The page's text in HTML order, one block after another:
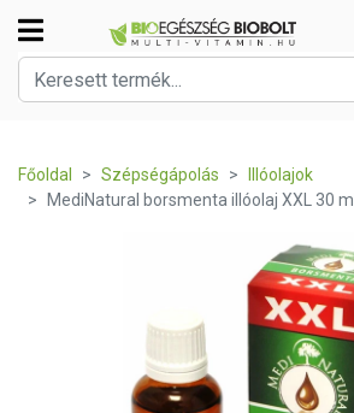
Főoldal Szépségápolás
Illóolajok
MediNatural borsmenta illóolaj XXL 30 ml